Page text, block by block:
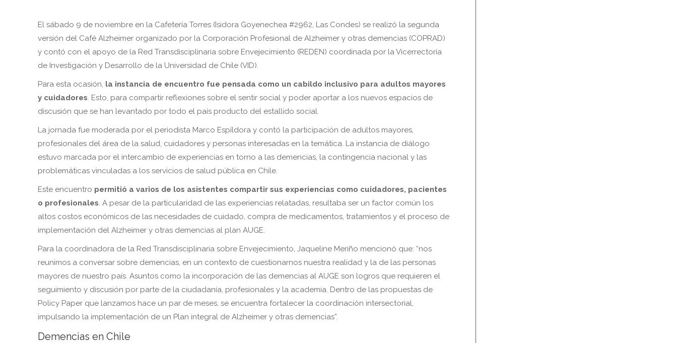
El sábado 9 de noviembre en la Cafetería Torres (Isidora Goyenechea #2962, Las Condes) se realizó la segunda
versión del Café Alzheimer organizado por la Corporación Profesional de Alzheimer y otras demencias (COPRAD)
y contó con el apoyo de la Red Transdisciplinaria sobre Envejecimiento (REDEN) coordinada por la Vicerrectoría
de Investigación y Desarrollo de la Universidad de Chile (VID).
Para esta ocasión, la instancia de encuentro fue pensada como un cabildo inclusivo para adultos mayores
y cuidadores. Esto, para compartir reflexiones sobre el sentir social y poder aportar a los nuevos espacios de
discusión que se han levantado por todo el país producto del estallido social.
La jornada fue moderada por el periodista Marco Espíldora y contó la participación de adultos mayores,
profesionales del área de la salud, cuidadores y personas interesadas en la temática. La instancia de diálogo
estuvo marcada por el intercambio de experiencias en torno a las demencias, la contingencia nacional y las
problemáticas vinculadas a los servicios de salud pública en Chile.
Este encuentro permitió a varios de los asistentes compartir sus experiencias como cuidadores, pacientes
o profesionales. A pesar de la particularidad de las experiencias relatadas, resultaba ser un factor común los
altos costos económicos de las necesidades de cuidado, compra de medicamentos, tratamientos y el proceso de
implementación del Alzheimer y otras demencias al plan AUGE.
Para la coordinadora de la Red Transdisciplinaria sobre Envejecimiento, Jaqueline Meriño mencionó que: “nos
reunimos a conversar sobre demencias, en un contexto de cuestionarnos nuestra realidad y la de las personas
mayores de nuestro país. Asuntos como la incorporación de las demencias al AUGE son logros que requieren el
seguimiento y discusión por parte de la ciudadanía, profesionales y la academia. Dentro de las propuestas de
Policy Paper que lanzamos hace un par de meses, se encuentra fortalecer la coordinación intersectorial,
impulsando la implementación de un Plan integral de Alzheimer y otras demencias”.
Demencias en Chile